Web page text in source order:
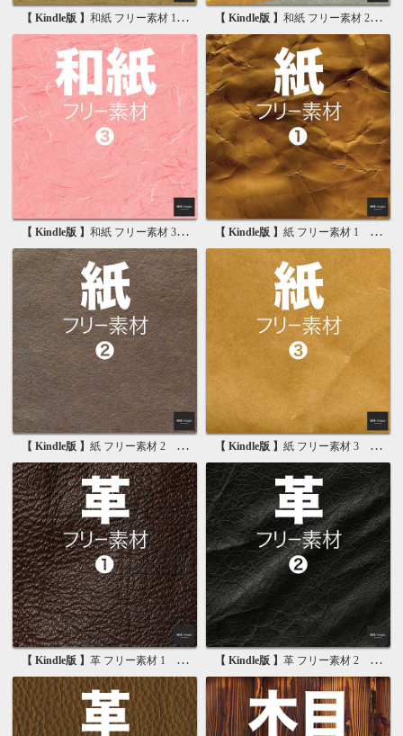
【 Kindle版 】 和紙 フリー素材 1 無料で使える写真素材集 【 Kindle版 】 和紙 フリー素材 2 無料で使える画像素材集
【 Kindle版 】 和紙 フリー素材 3 無料で使える背景素材集 【 Kindle版 】 紙 フリー素材 1 無料で使える写真素材集
【 Kindle版 】 紙 フリー素材 2 無料で使える画像素材集 【 Kindle版 】 紙 フリー素材 3 無料で使える背景素材集
【 Kindle版 】 革 フリー素材 1 無料で使える写真素材集 【 Kindle版 】 革 フリー素材 2 無料で使える画像素材集